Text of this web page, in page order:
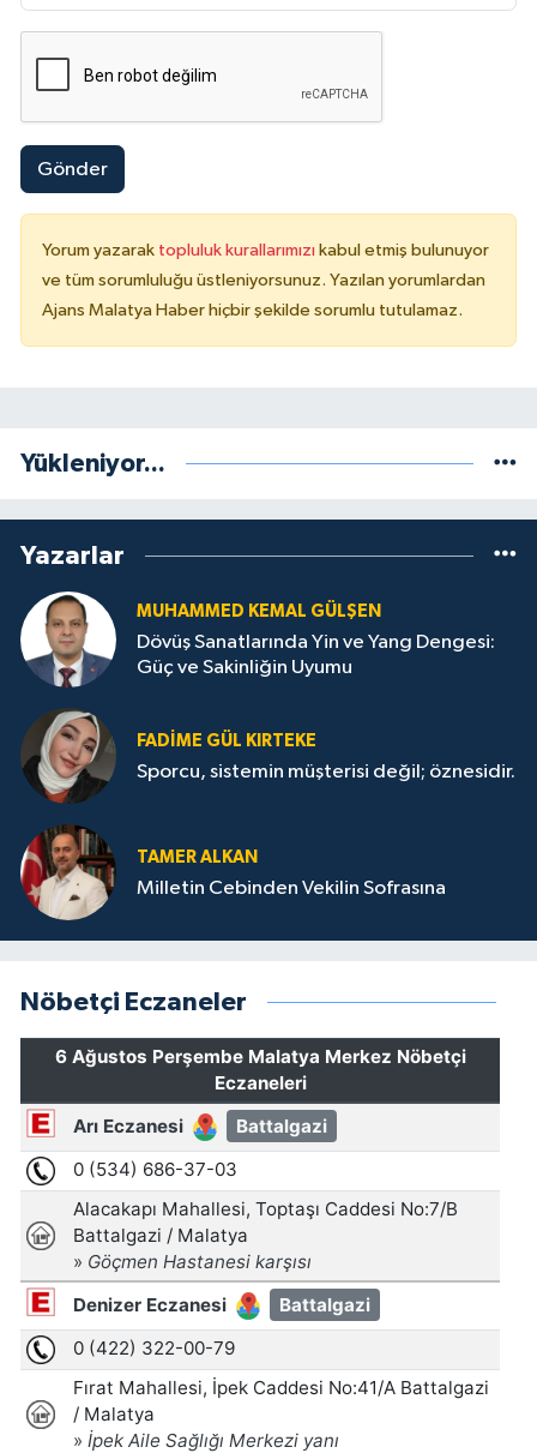
Gönder
Yorum yazarak topluluk kurallarımızı kabul etmiş bulunuyor
ve tüm sorumluluğu üstleniyorsunuz. Yazılan yorumlardan
Ajans Malatya Haber hiçbir şekilde sorumlu tutulamaz.
Yükleniyor...
Yazarlar
MUHAMMED KEMAL GÜLŞEN
Dövüş Sanatlarında Yin ve Yang Dengesi:
Güç ve Sakinliğin Uyumu
FADIME GÜL KIRTEKE
Sporcu, sistemin müşterisi değil; öznesidir.
TAMER ALKAN
Milletin Cebinden Vekilin Sofrasına
Nöbetçi Eczaneler